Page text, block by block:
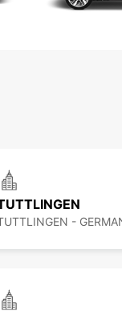
la oportunidad de
-